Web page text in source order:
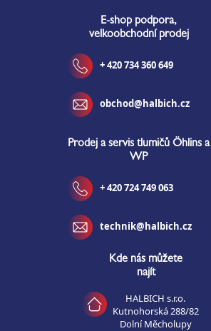
E-shop podpora,
velkoobchodní prodej
+ 420 734 360 649
obchod@halbich.cz
Prodej a servis tlumičů Öhlins a
WP
+ 420 724 749 063
technik@halbich.cz
Kde nás můžete
najít
HALBICH s.r.o.
Kutnohorská 288/82
Dolní Měcholupy